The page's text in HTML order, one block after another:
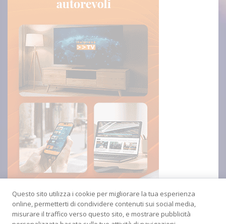
Questo sito utilizza i cookie per migliorare la tua esperienza
online, permetterti di condividere contenuti sui social media,
misurare il traffico verso questo sito, e mostrare pubblicità